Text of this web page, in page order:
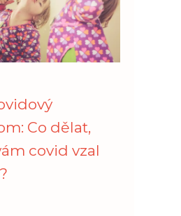
Co dělat,
covid vzal